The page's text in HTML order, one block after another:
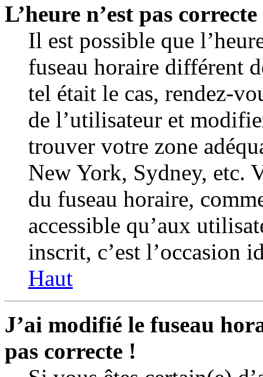
L’heure n’est pas
Il est possible que
fuseau horaire différent
tel était le cas, rendez-
de l’utilisateur et
trouver votre zone
New York, Sydney, etc.
du fuseau horaire,
accessible qu’aux
inscrit, c’est l’occasion
Haut
J’ai modifié le fuseau
pas correcte !